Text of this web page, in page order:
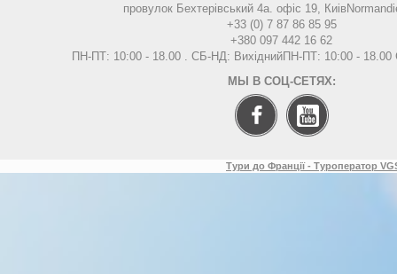
провулок Бехтерівський 4а. офіс 19, Киів
+33 (0) 7 87 86 85 95
+380 097 442 16 62
ПН-ПТ: 10:00 - 18.00 . СБ-НД: ВихіднийПН-ПТ: 10:00 -
МЫ В СОЦ-СЕТЯХ:
Тури до Франції - Туроператор